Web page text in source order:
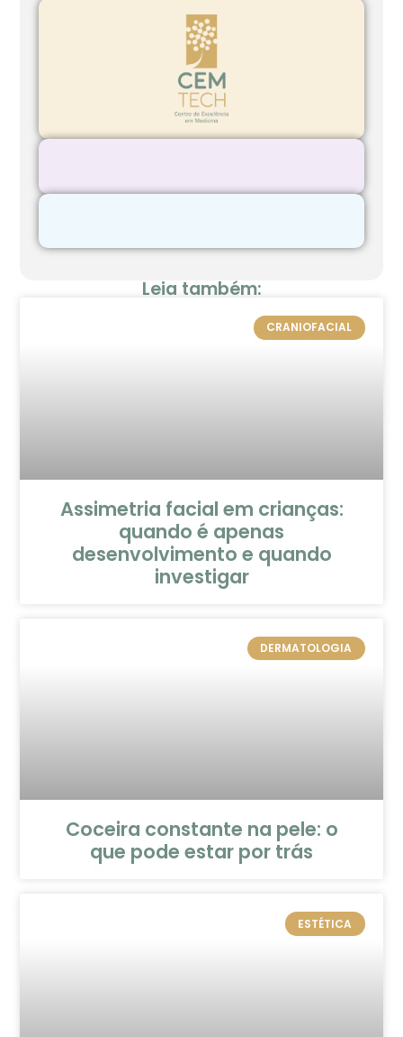
Leia também:
CRANIOFACIAL
Assimetria facial em crianças:
quando é apenas
desenvolvimento e quando
investigar
DERMATOLOGIA
Coceira constante na pele: o
que pode estar por trás
ESTÉTICA